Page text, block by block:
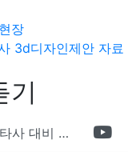
장
3d디자인제안 자료
기
포트폴리오 중에서도 타사 대비 상세하게 진행되는것 같다는 느낌을 많이 받았습니다. 시공 기반과 디자인기반의 인테리어 회사의 차이점을 알게되었는데 인테리어 디자인 기반의 회사와의 컨텍이 굉장히 만족스러웠습니다.